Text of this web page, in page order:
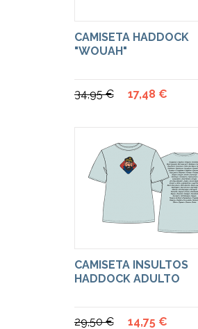
CAMISETA HADDOCK
"WOUAH"
34,95 € 17,48 €
CAMISETA INSULTOS
HADDOCK ADULTO
29,50 € 14,75 €